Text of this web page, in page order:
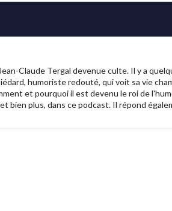
Claude Tergal devenue culte. Il y a
humoriste redouté, qui voit sa vie
et pourquoi il est devenu le roi de
bien plus, dans ce podcast. Il répond